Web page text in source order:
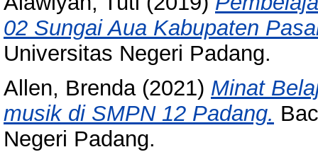
02 Sungai Aua Kabupaten
Universitas Negeri Padang.
Allen, Brenda(2021) Minat
musik di SMPN 12 Padang.
Negeri Padang.